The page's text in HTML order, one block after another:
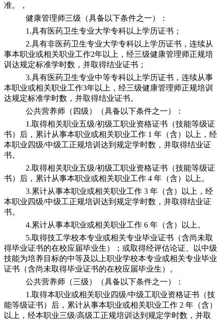
准。，
健康管理师三级（具备以下条件之一）：
1.具有医药卫生专业大学专科以上学历证书；
2.具有非医药卫生专业大学专科以上学历证书，连续从
事本职业或相关职业工作2年以上，经三级健康管理师正规培
训达规定标准学时数，并取得结业证书；
3.具有医药卫生专业中等专科以上学历证书，连续从事
本职业或相关职业工作3年以上，经三级健康管理师正规培训
达规定标准学时数，并取得结业证书。
公共营养师（四级）（具备以下条件之一）：
1.取得相关职业五级/初级工职业资格证书（技能等级证
书）后，累计从事本职业或相关职业工作 1 年（含）以上，经
本职业四级/中级工正规培训达到规定学时数，并取得结业证
书。
2.取得相关职业五级/初级工职业资格证书（技能等级证
书）后，累计从事本职业或相关职业工作 4 年（含）以上。
3.累计从事本职业或相关职业工作 3 年（含）以上，经
本职业四级/中级工正规培训达到规定学时数，并取得结业证
书。
4.累计从事本职业或相关职业工作 6 年（含）以上。
5.取得技工学校本专业或相关专业毕业证书（含尚未取
得毕业证书的在校应届毕业生）；或取得经评估论证、以中级
技能为培养目标的中等及以上职业学校本专业或相关专业毕业
证书（含尚未取得毕业证书的在校应届毕业生）。
公共营养师（三级）（具备以下条件之一）：
1.取得本职业或相关职业四级/中级工职业资格证书（技
能等级证书）后，累计从事本职业或相关职业工作 2 年（含）
以上，经本职业三级/高级工正规培训达到规定学时数，并取